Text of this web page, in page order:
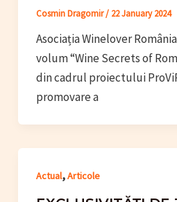
Cosmin Dragomir/ 22 January 2024
Asociația Winelover
volum “Wine Secrets of
din cadrul proiectului
promovare a
Actual,Articole